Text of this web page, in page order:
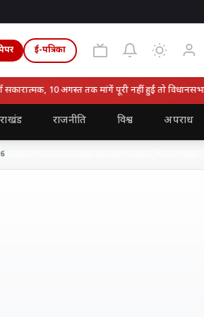
ई-पत्रिका
सकारात्मक, 10 अगस्त तक मांगें पूरी नहीं हुईं तो विधानसभा
राजनीति विश्व अपराध
सऊदी और तुर्की का रक्षा समझौता, भारत ने कहा-